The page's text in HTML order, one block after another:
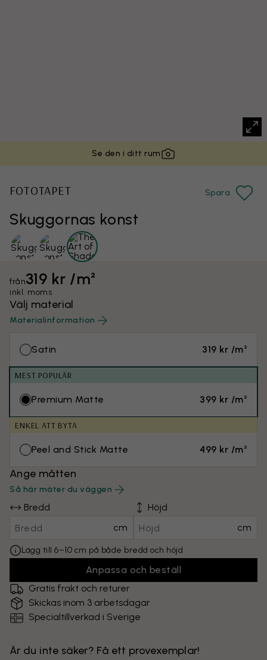
Se den i ditt rum
Skuggornas konst
FOTOTAPET Spara
från319 kr /m²
inkl. moms
Välj material
Materialinformation
Satin 319 kr /m²
MEST POPULÄR
Premium Matte 399 kr /m²
ENKEL ATT BYTA
Peel and Stick Matte 499 kr /m²
Ange måtten
Så här mäter du väggen
Bredd
cm
Höjd
cm
Lägg till 6–10 cm på både bredd och höjd
Anpassa och beställ
Gratis frakt och returer
Skickas inom 3 arbetsdagar
Specialtillverkad i Sverige
Är du inte säker? Få ett provexemplar!